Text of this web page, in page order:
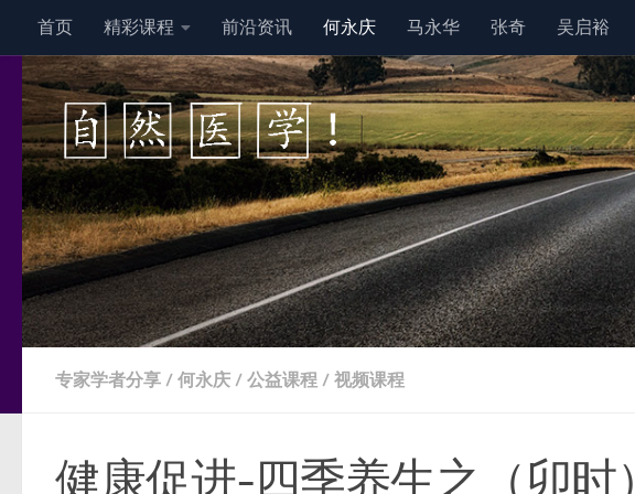
跳至内容
首页 精彩课程 前沿资讯 何永庆 马永华 张奇 吴启裕
专家学者分享 / 何永庆 / 公益课程 / 视频课程
健康促进-四季养生之（卯时）